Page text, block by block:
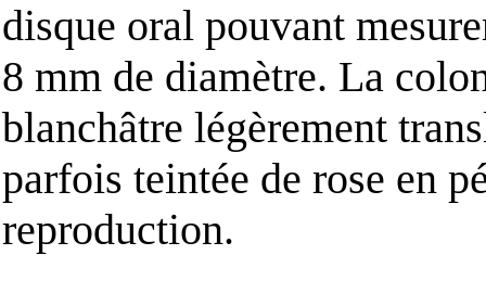
disque oral pouvant
8 mm de diamètre. La
blanchâtre légèrement
parfois teintée de rose en
reproduction.